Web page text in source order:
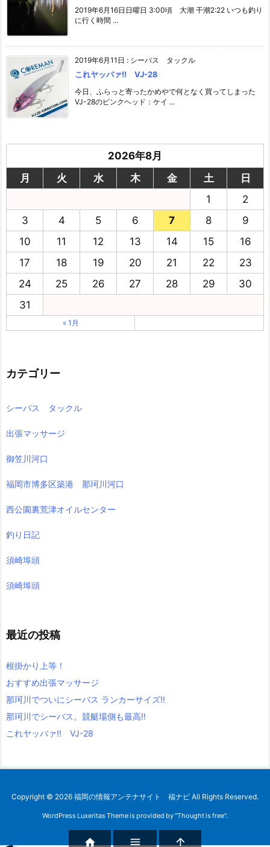
2019年6月16日日曜日 3:00頃 大潮 干潮2:22 いつも釣り
に行く時間 ...
2019年6月11日 : シーバス タックル
これヤッバァ!! VJ-28
今日、ふらっと寄ったかめやで何となく買ってしまった
VJ-28のピンクヘッド：ケイ ...
2026年8月
月
火 水 木 金 土
日
1
2
3
4 5 6 7 8
9
10
11 12 13 14 15
16
17
18 19 20 21 22
23
24
25 26 27 28 29
30
31
« 1月
カテゴリー
シーバス タックル
出張マッサージ
御笠川河口
福岡市博多区築港 那珂川河口
西公園裏荒津オイルセンター
釣り日記
須崎埠頭
須崎埠頭
最近の投稿
根掛かり上等！
おすすめ出張マッサージ
那珂川でついにシーバス ランカーサイズ!!
那珂川でシーバス。競艇場側も最高!!
これヤッバァ!! VJ-28
Copyright © 2026 福岡の情報アンテナサイト 福ナビ All Rights Reserved.
WordPress Luxeritas Theme is provided by "Thought is free".
  